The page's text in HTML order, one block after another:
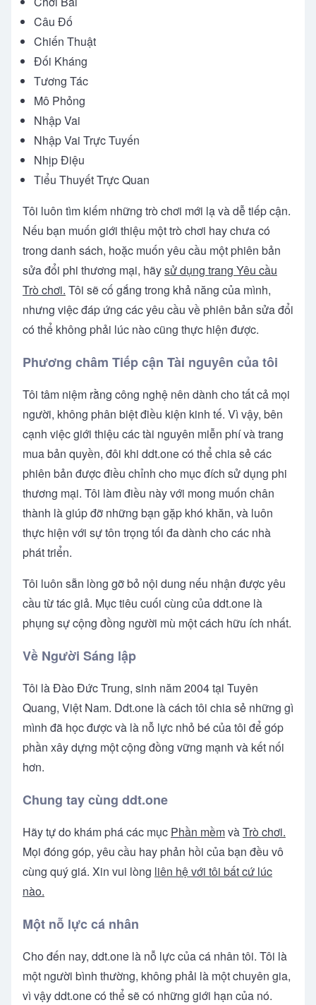
Câu Đố
Chiến Thuật
Đối Kháng
Tương Tác
Mô Phỏng
Nhập Vai
Nhập Vai Trực Tuyến
Nhịp Điệu
Tiểu Thuyết Trực Quan
Tôi luôn tìm kiếm những trò chơi mới lạ và dễ tiếp cận.
Nếu bạn muốn giới thiệu một trò chơi hay chưa có
trong danh sách, hoặc muốn yêu cầu một phiên bản
sửa đổi phi thương mại, hãysử dụng trang Yêu cầu
Trò chơi. Tôi sẽ cố gắng trong khả năng của mình,
nhưng việc đáp ứng các yêu cầu về phiên bản sửa đổi
có thể không phải lúc nào cũng thực hiện được.
Phương châm Tiếp cận Tài nguyên của tôi
Tôi tâm niệm rằng công nghệ nên dành cho tất cả mọi
người, không phân biệt điều kiện kinh tế. Vì vậy, bên
cạnh việc giới thiệu các tài nguyên miễn phí và trang
mua bản quyền, đôi khi ddt.one có thể chia sẻ các
phiên bản được điều chỉnh cho mục đích sử dụng phi
thương mại. Tôi làm điều này với mong muốn chân
thành là giúp đỡ những bạn gặp khó khăn, và luôn
thực hiện với sự tôn trọng tối đa dành cho các nhà
phát triển.
Tôi luôn sẵn lòng gỡ bỏ nội dung nếu nhận được yêu
cầu từ tác giả. Mục tiêu cuối cùng của ddt.one là
phụng sự cộng đồng người mù một cách hữu ích nhất.
Về Người Sáng lập
Tôi là Đào Đức Trung, sinh năm 2004 tại Tuyên
Quang, Việt Nam. Ddt.one là cách tôi chia sẻ những gì
mình đã học được và là nỗ lực nhỏ bé của tôi để góp
phần xây dựng một cộng đồng vững mạnh và kết nối
hơn.
Chung tay cùng ddt.one
Hãy tự do khám phá các mục Phần mềmvàTrò chơi.
Mọi đóng góp, yêu cầu hay phản hồi của bạn đều vô
cùng quý giá. Xin vui lòng liên hệ với tôi bất cứ lúc
nào.
Một nỗ lực cá nhân
Cho đến nay, ddt.one là nỗ lực của cá nhân tôi. Tôi là
một người bình thường, không phải là một chuyên gia,
vì vậy ddt.one có thể sẽ có những giới hạn của nó.